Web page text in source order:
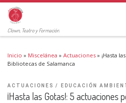
Clown, Teatro y Formación
Inicio » Miscelánea » Actuaciones » ¡Hasta
Bibliotecas de Salamanca
ACTUACIONES EDUCACIÓN
¡Hasta las Gotas!: 5 actuaciones